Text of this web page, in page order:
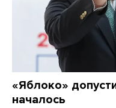
«Яблоко»
началось